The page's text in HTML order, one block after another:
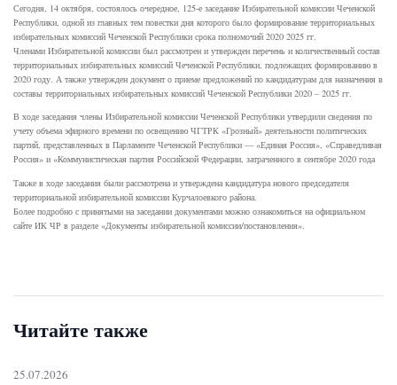
Сегодня, 14 октября, состоялось очередное, 125-е заседание Избирательной комиссии Чеченской
Республики, одной из главных тем повестки дня которого было формирование территориальных
избирательных комиссий Чеченской Республики срока полномочий 2020 2025 гг.
Членами Избирательной комиссии был рассмотрен и утвержден перечень и количественный состав
территориальных избирательных комиссий Чеченской Республики, подлежащих формированию в
2020 году. А также утвержден документ о приеме предложений по кандидатурам для назначения в
составы территориальных избирательных комиссий Чеченской Республики 2020 – 2025 гг.
В ходе заседания члены Избирательной комиссии Чеченской Республики утвердили сведения по
учету объема эфирного времени по освещению ЧГТРК «Грозный» деятельности политических
партий, представленных в Парламенте Чеченской Республики — «Единая Россия», «Справедливая
Россия» и «Коммунистическая партия Российской Федерации, затраченного в сентябре 2020 года
Также в ходе заседания были рассмотрена и утверждена кандидатура нового председателя
территориальной избирательной комиссии Курчалоевкого района.
Более подробно с принятыми на заседании документами можно ознакомиться на официальном
сайте ИК ЧР в разделе «Документы избирательной комиссии/постановления».
Читайте также
25.07.2026